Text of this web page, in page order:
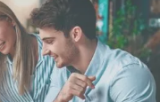
Inglés
Inglés